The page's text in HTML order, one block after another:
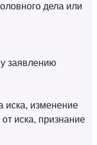
дела или
заявлению
иска, изменение
иска, признание